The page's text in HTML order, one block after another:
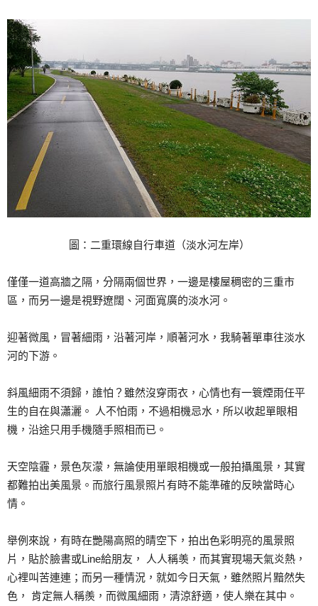
圖：二重環線自行車道（淡水河左岸）
僅僅一道高牆之隔，分隔兩個世界，一邊是樓屋稠密的三重市
區，而另一邊是視野遼闊、河面寬廣的淡水河。
迎著微風，冒著細雨，沿著河岸，順著河水，我騎著單車往淡水
河的下游。
斜風細雨不須歸，誰怕？雖然沒穿雨衣，心情也有一簑煙雨任平
生的自在與瀟灑。 人不怕雨，不過相機忌水，所以收起單眼相
機，沿途只用手機隨手照相而已。
天空陰霾，景色灰濛，無論使用單眼相機或一般拍攝風景，其實
都難拍出美風景。而旅行風景照片有時不能準確的反映當時心
情。
舉例來說，有時在艷陽高照的晴空下，拍出色彩明亮的風景照
片，貼於臉書或Line給朋友， 人人稱羡，而其實現場天氣炎熱，
心裡叫苦連連；而另一種情況，就如今日天氣，雖然照片黯然失
色， 肯定無人稱羨，而微風細雨，清涼舒適，使人樂在其中。